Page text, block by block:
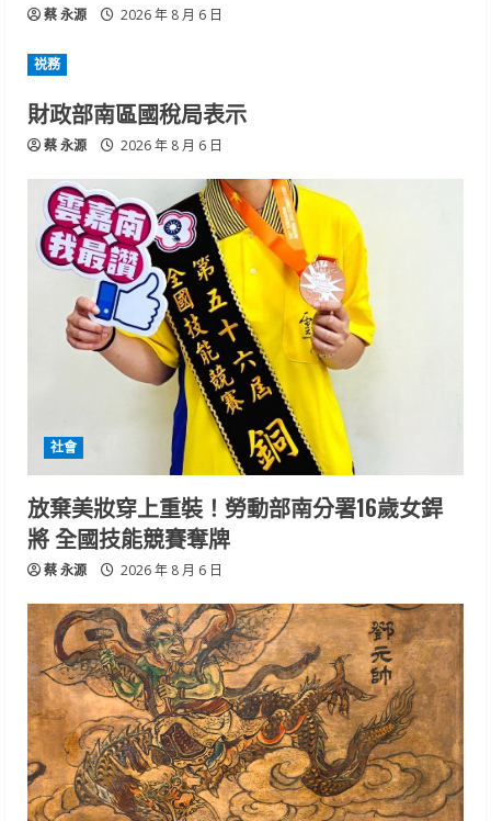
蔡 永源 2026 年 8 月 6 日
祱務
財政部南區國稅局表示
蔡 永源 2026 年 8 月 6 日
社會
放棄美妝穿上重裝！勞動部南分署16歲女銲
將 全國技能競賽奪牌
蔡 永源 2026 年 8 月 6 日